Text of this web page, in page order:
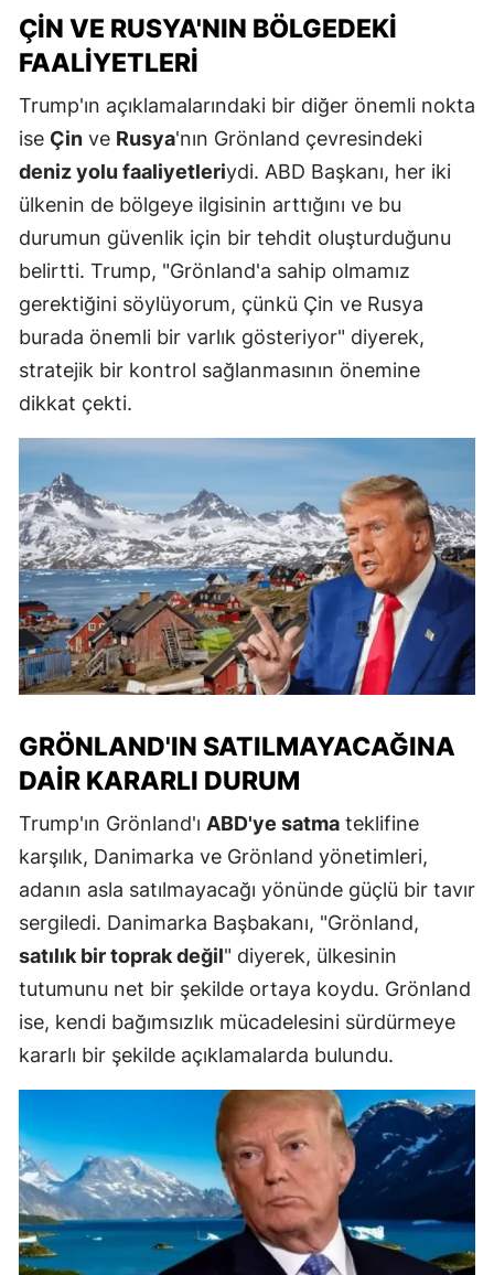
ÇIN VE RUSYA'NIN BÖLGEDEKI
FAALIYETLERI
Trump'ın açıklamalarındaki bir diğer önemli nokta
ise Çin ve Rusya'nın Grönland çevresindeki
deniz yolu faaliyetleriydi. ABD Başkanı, her iki
ülkenin de bölgeye ilgisinin arttığını ve bu
durumun güvenlik için bir tehdit oluşturduğunu
belirtti. Trump, "Grönland'a sahip olmamız
gerektiğini söylüyorum, çünkü Çin ve Rusya
burada önemli bir varlık gösteriyor" diyerek,
stratejik bir kontrol sağlanmasının önemine
dikkat çekti.
GRÖNLAND'IN SATILMAYACAĞINA
DAIR KARARLI DURUM
Trump'ın Grönland'ı ABD'ye satma teklifine
karşılık, Danimarka ve Grönland yönetimleri,
adanın asla satılmayacağı yönünde güçlü bir tavır
sergiledi. Danimarka Başbakanı, "Grönland,
satılık bir toprak değil" diyerek, ülkesinin
tutumunu net bir şekilde ortaya koydu. Grönland
ise, kendi bağımsızlık mücadelesini sürdürmeye
kararlı bir şekilde açıklamalarda bulundu.